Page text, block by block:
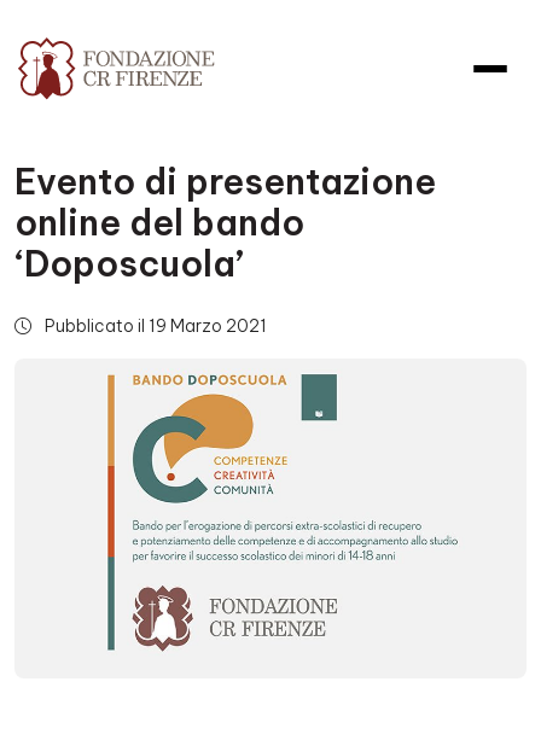
Evento di presentazione
online del bando
‘Doposcuola’
Pubblicato il 19 Marzo 2021